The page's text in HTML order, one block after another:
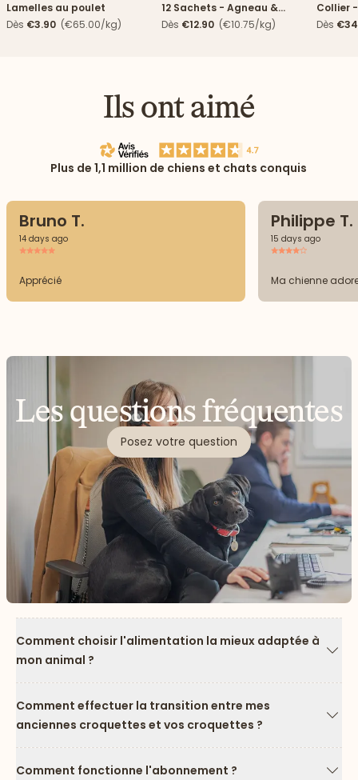
Lamelles au poulet
Dès €3.90 (€65.00/kg)
12 Sachets - Agneau &
haricots verts
Dès €12.90 (€10.75/kg)
Collier
Dès
Ils ont aimé
Plus de 1,1 million de chiens et chats conquis
Bruno T.
14 days ago
Apprécié
Philippe T.
15 days ago
Ma chienne
Les questions fréquentes
Posez votre question
Comment choisir l'alimentation la mieux adaptée à
mon animal ?
Comment effectuer la transition entre mes
anciennes croquettes et vos croquettes ?
Comment fonctionne l'abonnement ?